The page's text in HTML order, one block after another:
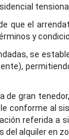
que el
y
se
de gran
conforme al
referida
alquiler en